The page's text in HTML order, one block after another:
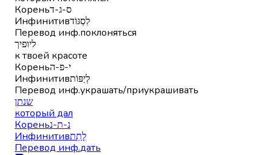
Кореньס-ג-ד
Инфинитивלִסְגּוֹד
Перевод инф.поклоняться
ליופיך
к твоей красоте
Кореньי-פ-ה
Инфинитивלְיַפּוֹת
Перевод инф.украшать/приукрашивать
שנתן
который дал
Кореньנ-ת-נ
Инфинитивלָתֵת
Перевод инф.дать